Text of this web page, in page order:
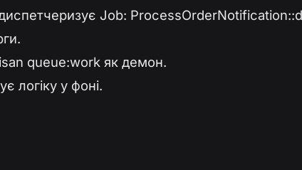
Job:
queue:work як демон.
логіку у фоні.